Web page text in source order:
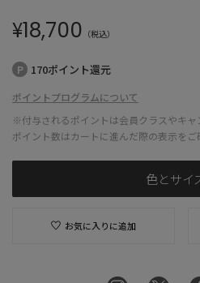
¥18,700 （税込）
170ポイント還元
ポイントプログラムについて
※付与されるポイントは会員クラスやキ
ポイント数はカートに進んだ際の表示をご
色とサイ
お気に入りに追加